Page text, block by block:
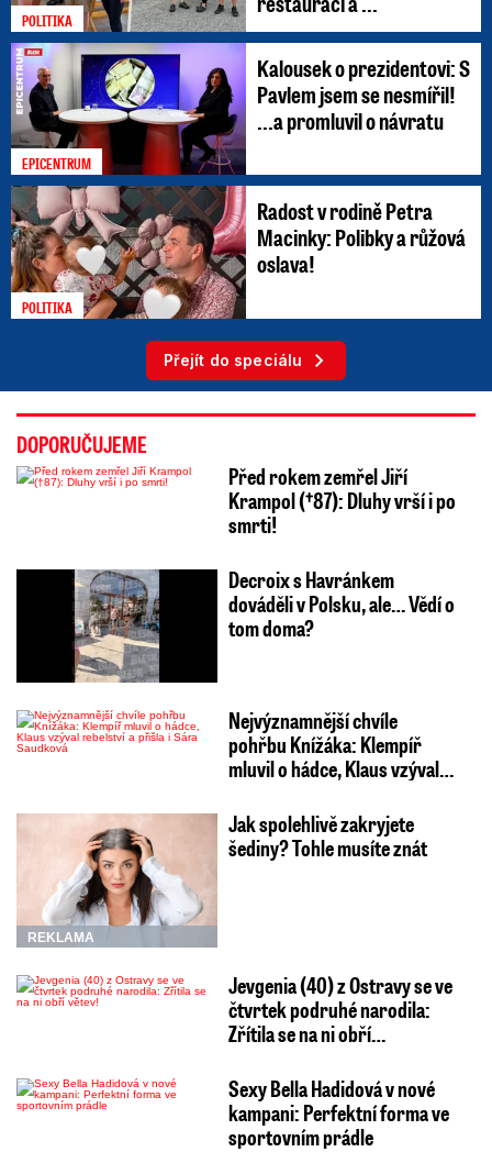
POLITIKA
EPICENTRUM
Kalousek o prezidentovi: S
Pavlem jsem se nesmířil!
...a promluvil o návratu
POLITIKA
Radost v rodině Petra
Macinky: Polibky a růžová
oslava!
Přejít do speciálu
DOPORUČUJEME
Před rokem zemřel Jiří
Krampol (†87): Dluhy vrší i po
smrti!
Decroix s Havránkem
dováděli v Polsku, ale… Vědí o
tom doma?
Nejvýznamnější chvíle
pohřbu Knížáka: Klempíř
mluvil o hádce, Klaus vzýval…
REKLAMA
Jak spolehlivě zakryjete
šediny? Tohle musíte znát
Jevgenia (40) z Ostravy se ve
čtvrtek podruhé narodila:
Zřítila se na ni obří…
Sexy Bella Hadidová v nové
kampani: Perfektní forma ve
sportovním prádle